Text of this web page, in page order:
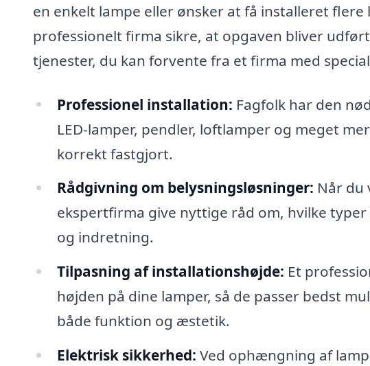
en enkelt lampe eller ønsker at få installeret
professionelt firma sikre, at opgaven bliver
tjenester, du kan forvente fra et firma med
Professionel installation: Fagfolk har den
LED-lamper, pendler, loftlamper og meget
korrekt fastgjort.
Rådgivning om belysningsløsninger: Når du
ekspertfirma give nyttige råd om, hvilke
og indretning.
Tilpasning af installationshøjde: Et
højden på dine lamper, så de passer bedst
både funktion og æstetik.
Elektrisk sikkerhed: Ved ophængning af